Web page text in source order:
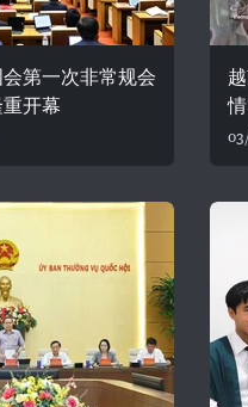
第一次非常规会
开幕